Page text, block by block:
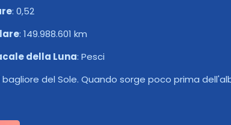
: 0,52
: 149.988.601 km
della Luna: Pesci
del Sole. Quando sorge poco prima